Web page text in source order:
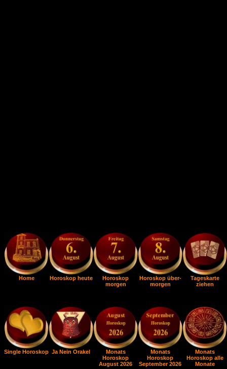
Home Horoskop heute
Horoskop
morgen
Horoskop über-
morgen
Tageskarte
ziehen
Single Horoskop Ja Nein Orakel
Monats
Horoskop
August 2026
Monats
Horoskop
September 2026
Monats
Horoskop alle
Monate